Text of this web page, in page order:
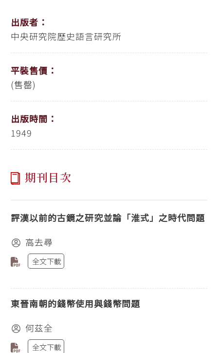
出版者：
中央研究院歷史語言研究所
平裝售價：
(售罄)
出版時間：
1949
期刊目次
評漢以前的古鏡之研究並論「淮式」之時代問題
高去尋
全文下載
東晉南朝的錢幣使用與錢幣問題
何茲全
全文下載